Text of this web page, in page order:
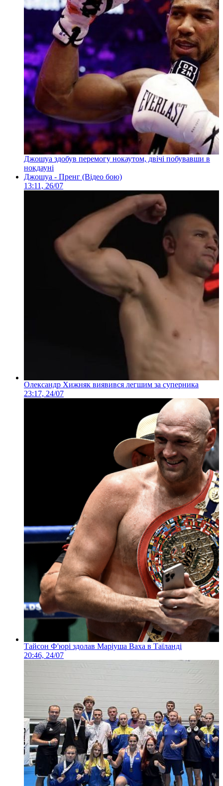
Джошуа здобув перемогу нокаутом, двічі побувавши в
нокдауні
Джошуа - Пренг (Відео бою)
13:11, 26/07
Олександр Хижняк виявився легшим за суперника
23:17, 24/07
Тайсон Ф'юрі здолав Маріуша Ваха в Таїланді
20:46, 24/07